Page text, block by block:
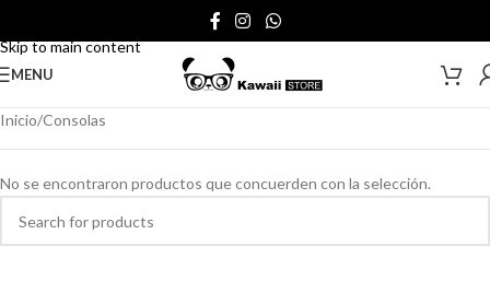
Skip to main content
MENU
Inicio Consolas
No se encontraron productos que concuerden con la selección.